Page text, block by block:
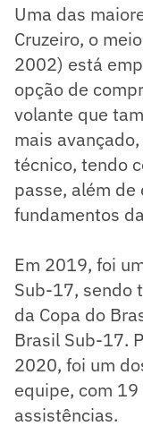
Uma das
Cruzeiro, o
2002) está
opção de
volante que
mais
técnico, tendo
passe, além
fundamentos
Em 2019, foi
Sub-17, sendo
da Copa do
Brasil Sub-17.
2020, foi um
equipe, com
assistências.